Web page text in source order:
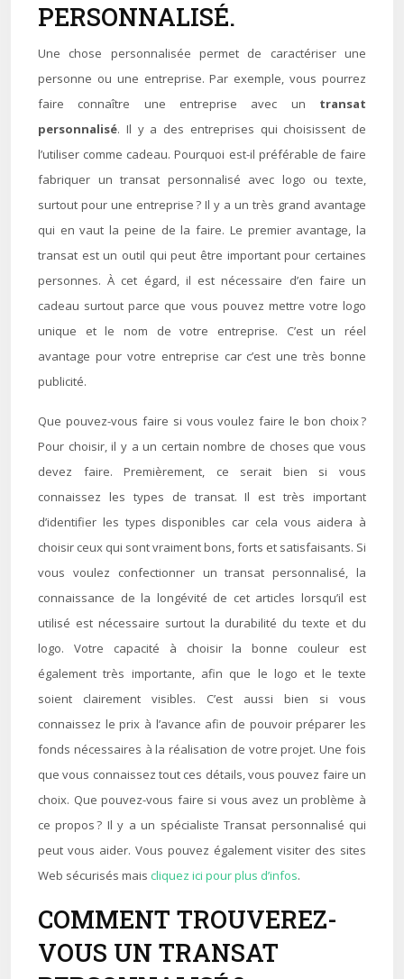
PERSONNALISÉ.
Une chose personnalisée permet de caractériser une
personne ou une entreprise. Par exemple, vous pourrez
faire connaître une entreprise avec un transat
personnalisé. Il y a des entreprises qui choisissent de
l’utiliser comme cadeau. Pourquoi est-il préférable de faire
fabriquer un transat personnalisé avec logo ou texte,
surtout pour une entreprise ? Il y a un très grand avantage
qui en vaut la peine de la faire. Le premier avantage, la
transat est un outil qui peut être important pour certaines
personnes. À cet égard, il est nécessaire d’en faire un
cadeau surtout parce que vous pouvez mettre votre logo
unique et le nom de votre entreprise. C’est un réel
avantage pour votre entreprise car c’est une très bonne
publicité.
Que pouvez-vous faire si vous voulez faire le bon choix ?
Pour choisir, il y a un certain nombre de choses que vous
devez faire. Premièrement, ce serait bien si vous
connaissez les types de transat. Il est très important
d’identifier les types disponibles car cela vous aidera à
choisir ceux qui sont vraiment bons, forts et satisfaisants. Si
vous voulez confectionner un transat personnalisé, la
connaissance de la longévité de cet articles lorsqu’il est
utilisé est nécessaire surtout la durabilité du texte et du
logo. Votre capacité à choisir la bonne couleur est
également très importante, afin que le logo et le texte
soient clairement visibles. C’est aussi bien si vous
connaissez le prix à l’avance afin de pouvoir préparer les
fonds nécessaires à la réalisation de votre projet. Une fois
que vous connaissez tout ces détails, vous pouvez faire un
choix. Que pouvez-vous faire si vous avez un problème à
ce propos ? Il y a un spécialiste Transat personnalisé qui
peut vous aider. Vous pouvez également visiter des sites
Web sécurisés mais cliquez ici pour plus d’infos.
COMMENT TROUVEREZ-
VOUS UN TRANSAT